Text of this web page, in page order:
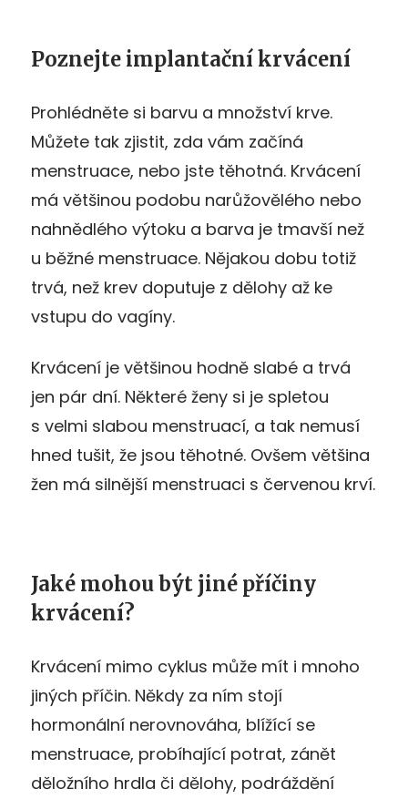
Poznejte implantační krvácení
Prohlédněte si barvu a množství krve.
Můžete tak zjistit, zda vám začíná
menstruace, nebo jste těhotná. Krvácení
má většinou podobu narůžovělého nebo
nahnědlého výtoku a barva je tmavší než
u běžné menstruace. Nějakou dobu totiž
trvá, než krev doputuje z dělohy až ke
vstupu do vagíny.
Krvácení je většinou hodně slabé a trvá
jen pár dní. Některé ženy si je spletou
s velmi slabou menstruací, a tak nemusí
hned tušit, že jsou těhotné. Ovšem většina
žen má silnější menstruaci s červenou krví.
Jaké mohou být jiné příčiny
krvácení?
Krvácení mimo cyklus může mít i mnoho
jiných příčin. Někdy za ním stojí
hormonální nerovnováha, blížící se
menstruace, probíhající potrat, zánět
děložního hrdla či dělohy, podráždění